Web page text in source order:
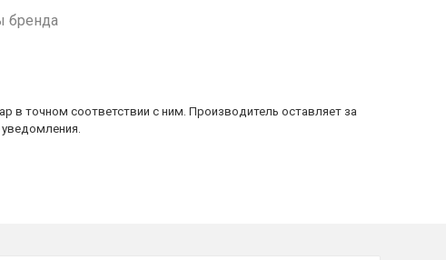
бренда
в точном соответствии с ним. Производитель оставляет за
уведомления.